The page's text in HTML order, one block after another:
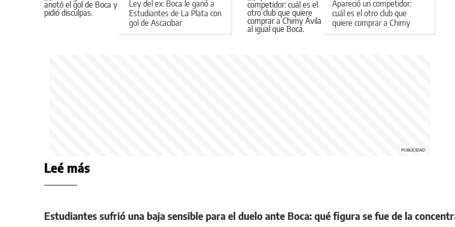
Ley del ex: Boca le ganó a
Estudiantes de La Plata con
gol de Ascacibar
Apareció un competidor:
cuál es el otro club que
quiere comprar a Chimy
Ávila al igual que Boca
Leé más
Estudiantes sufrió una baja sensible para el duelo ante Boca: qué figura se fue de la